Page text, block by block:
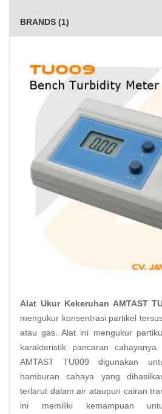
BRANDS (1)
Alat Ukur Kekeruhan AMTAST
mengukur konsentrasi partikel
atau gas. Alat ini mengukur
karakteristik pancaran
AMTAST TU009 digunakan
hamburan cahaya yang
terlarut dalam air ataupun cairan
ini memiliki kemampuan